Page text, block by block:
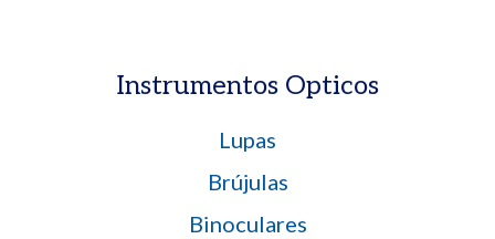
Instrumentos Opticos
Lupas
Brújulas
Binoculares